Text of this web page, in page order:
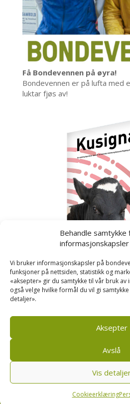
Behandle samtykke
informasjonskapsler
Vi bruker informasjonskapsler på
funksjoner på nettsiden, statistikk og
«aksepter» gir du samtykke til vår bruk
også velge hvilke formål du vil gi
detaljer».
Aksepter
Avslå
Vis
Cookieerklæring
Få Bondevennen på øyra!
Bondevennen er på lufta med
luktar fjøs av!
Kusignal
Bondevennen SA, Pb 208,
Personvern og